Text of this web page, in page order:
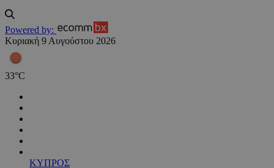
Powered by:
Κυριακή 9 Αυγούστου 2026
33°C
ΚΥΠΡΟΣ